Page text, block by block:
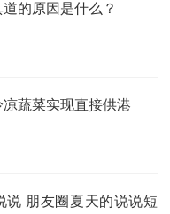
的原因是什么？
蔬菜实现直接供港
说 朋友圈夏天的说说短